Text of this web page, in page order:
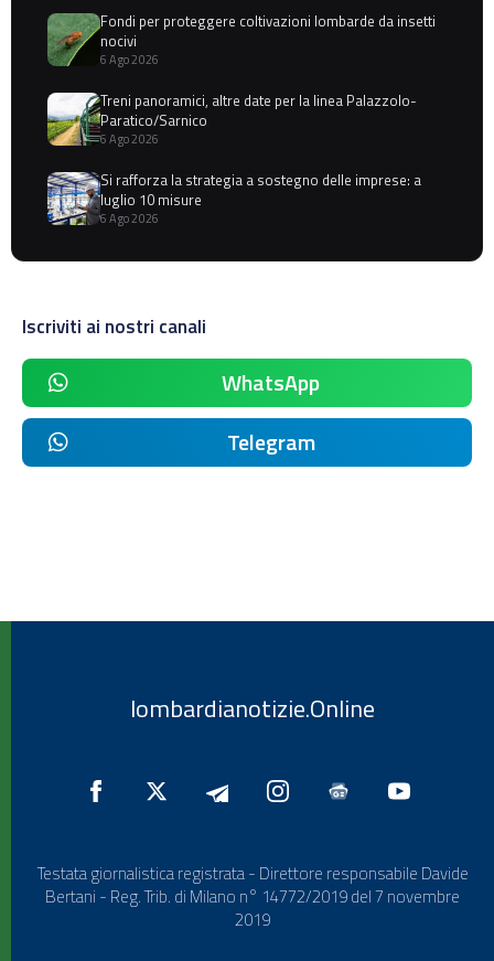
Fondi per proteggere coltivazioni lombarde da insetti
nocivi
6 Ago 2026
Treni panoramici, altre date per la linea Palazzolo-
Paratico/Sarnico
6 Ago 2026
Si rafforza la strategia a sostegno delle imprese: a
luglio 10 misure
6 Ago 2026
Iscriviti ai nostri canali
WhatsApp
Telegram
lombardianotizie.Online
Testata giornalistica registrata - Direttore responsabile Davide
Bertani - Reg. Trib. di Milano n° 14772/2019 del 7 novembre
2019